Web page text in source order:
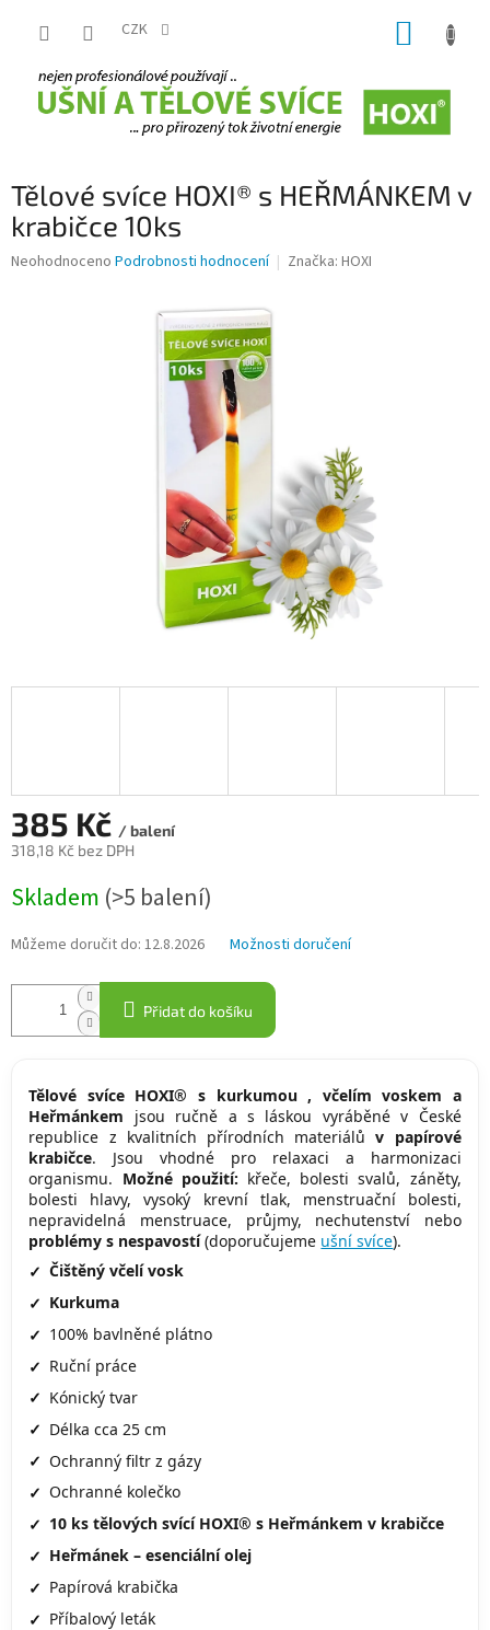
CZK
Tělové svíce HOXI® s HEŘMÁNKEM v
krabičce 10ks
Průměrné
Neohodnoceno Podrobnosti hodnocení Značka: HOXI
385 Kč / balení
318,18 Kč bez DPH
cena:
Skladem (>5 balení)
Můžeme doručit do: 12.8.2026 Možnosti doručení
Přidat do košíku
Tělové svíce HOXI® s kurkumou , včelím voskem a
Heřmánkem
jsou ručně a s láskou vyráběné v České
republice z kvalitních přírodních materiálův papírové
krabičce. Jsou vhodné pro relaxaci a harmonizaci
organismu. Možné použití: křeče, bolesti svalů, záněty,
bolesti hlavy, vysoký krevní tlak, menstruační bolesti,
nepravidelná menstruace, průjmy, nechutenství nebo
problémy s nespavostí(doporučujeme ušní svíce).
Čištěný včelí vosk
Kurkuma
100% bavlněné plátno
Ruční práce
Kónický tvar
Délka cca 25 cm
Ochranný filtr z gázy
Ochranné kolečko
10 ks tělových svící HOXI® s Heřmánkem v krabičce
Heřmánek – esenciální olej
Papírová krabička
Příbalový leták